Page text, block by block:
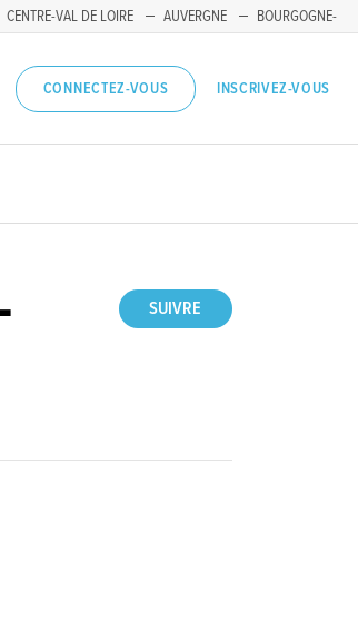
CENTRE-VAL DE LOIRE AUVERGNE
BOURGOGNE-
CONNECTEZ-VOUS INSCRIVEZ-VOUS
SUIVRE